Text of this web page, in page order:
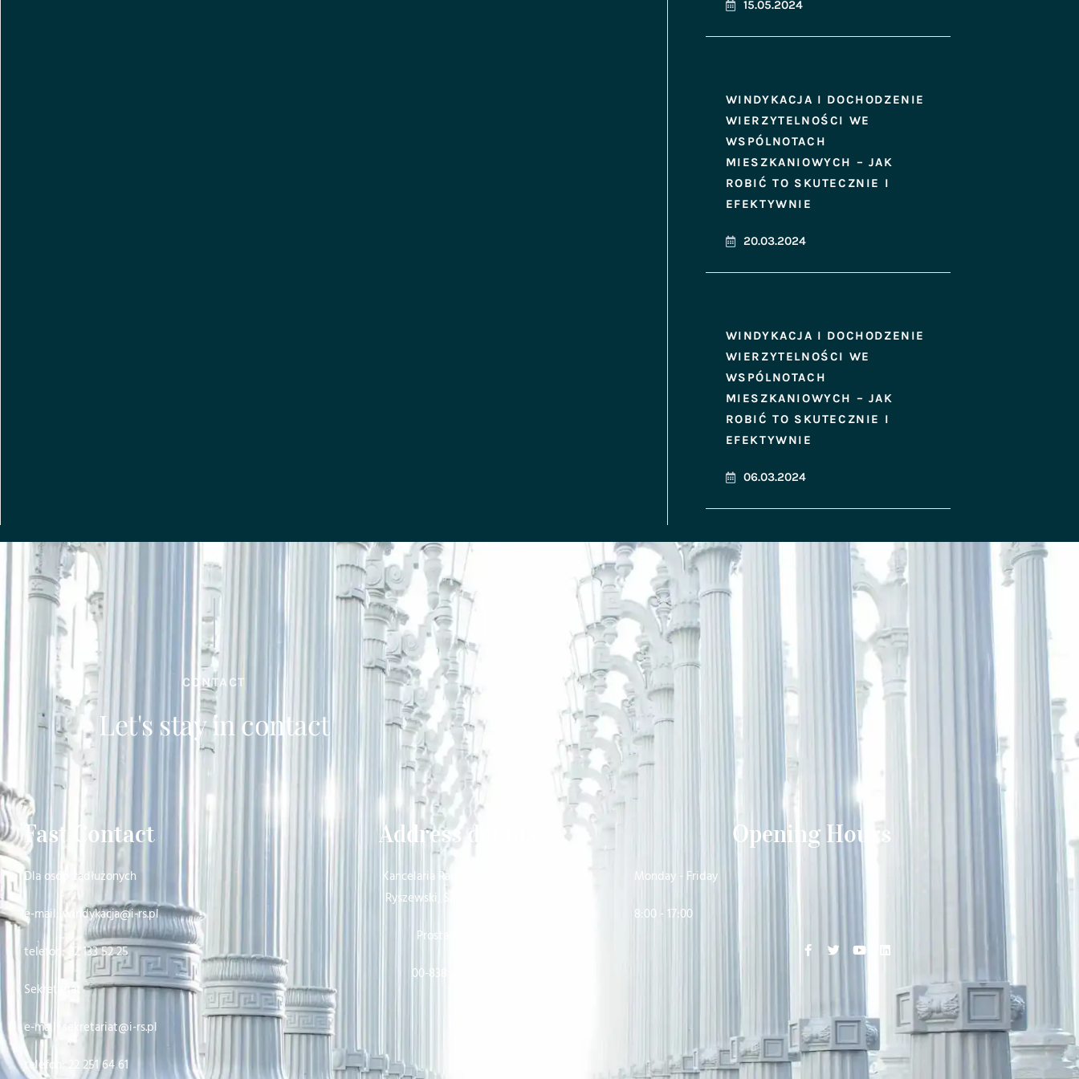
15.05.2024
WINDYKACJA I DOCHODZENIE
WIERZYTELNOŚCI WE
WSPÓLNOTACH
MIESZKANIOWYCH – JAK
ROBIĆ TO SKUTECZNIE I
EFEKTYWNIE
20.03.2024
WINDYKACJA I DOCHODZENIE
WIERZYTELNOŚCI WE
WSPÓLNOTACH
MIESZKANIOWYCH – JAK
ROBIĆ TO SKUTECZNIE I
EFEKTYWNIE
06.03.2024
CONTACT
Let's stay in contact
Fast Contact
Dla osób zadłużonych
e-mail: windykacja@i-rs.pl
telefon: 22 133 52 25
Sekretariat
e-mail: sekretariat@i-rs.pl
telefon: 22 251 64 61
Address details
Kancelaria Radców Prawnych
Ryszewski, Szubierajski Sp.k.
Prosta Street 51
00-838 Warszawa
Opening Hours
Monday - Friday
8:00 - 17:00